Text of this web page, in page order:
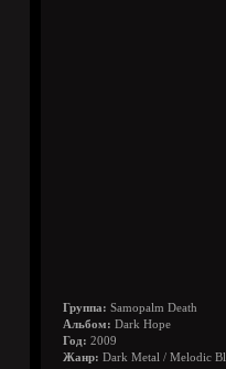
Группа: Samopalm Death
Альбом: Dark Hope
Год: 2009
Жанр: Dark Metal / Melodic